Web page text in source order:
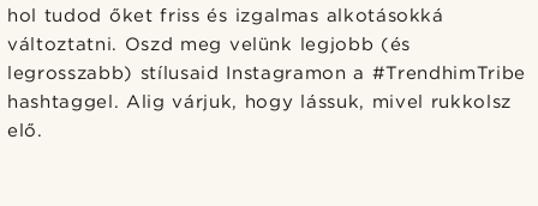
hol tudod őket friss és izgalmas alkotásokká
változtatni. Oszd meg velünk legjobb (és
legrosszabb) stílusaid Instagramon a #TrendhimTribe
hashtaggel. Alig várjuk, hogy lássuk, mivel rukkolsz
elő.